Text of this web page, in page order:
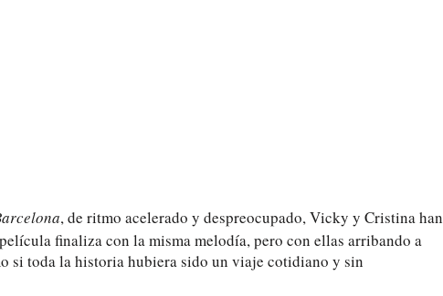
, de ritmo acelerado y despreocupado, Vicky y Cristina han
finaliza con la misma melodía, pero con ellas arribando a
si toda la historia hubiera sido un viaje cotidiano y sin